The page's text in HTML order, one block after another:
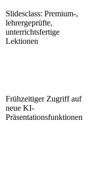
Slidesclass: Premium-,
lehrergeprüfte,
unterrichtsfertige
Lektionen
Frühzeitiger Zugriff auf
neue KI-
Präsentationsfunktionen